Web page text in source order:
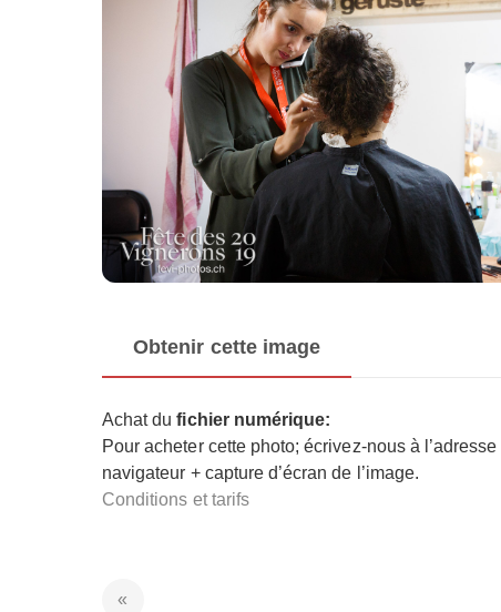
Obtenir cette image
Achat du fichier numérique:
Pour acheter cette photo; écrivez-nous à l’adresse
navigateur + capture d’écran de l’image.
Conditions et tarifs